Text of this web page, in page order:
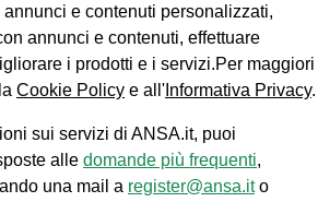
e contenuti personalizzati,
annunci e contenuti, effettuare
i prodotti e i servizi.Per maggiori
Cookie Policy e all' Informativa Privacy.
sui servizi di ANSA.it, puoi
alle domande più frequenti,
una mail a register@ansa.ito